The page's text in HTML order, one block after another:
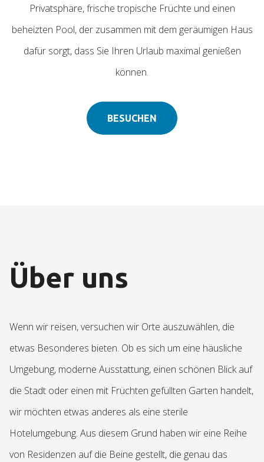
Privatsphäre, frische tropische Früchte und einen
beheizten Pool, der zusammen mit dem geräumigen Haus
dafür sorgt, dass Sie Ihren Urlaub maximal genießen
können.
BESUCHEN
Über uns
Wenn wir reisen, versuchen wir Orte auszuwählen, die
etwas Besonderes bieten. Ob es sich um eine häusliche
Umgebung, moderne Ausstattung, einen schönen Blick auf
die Stadt oder einen mit Früchten gefüllten Garten handelt,
wir möchten etwas anderes als eine sterile
Hotelumgebung. Aus diesem Grund haben wir eine Reihe
von Residenzen auf die Beine gestellt, die genau das